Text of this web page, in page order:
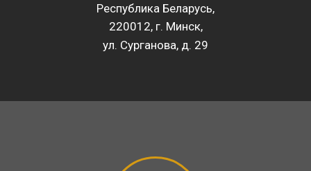
Республика Беларусь,
220012, г. Минск,
ул. Сурганова, д. 29